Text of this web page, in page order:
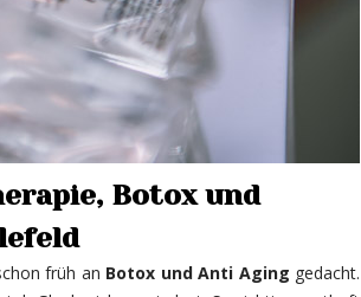
Botox und
früh an Botox und Anti Aging gedacht.